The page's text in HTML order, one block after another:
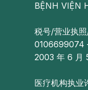
BỆNH VIỆN
税号/营业执
0106699074
2003 年 6 月
医疗机构执业